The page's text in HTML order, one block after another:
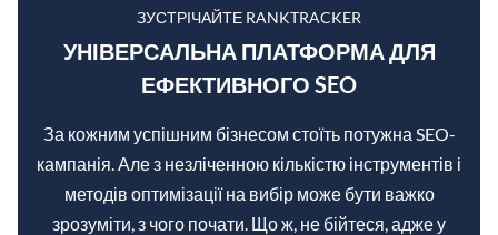
ЗУСТРІЧАЙТЕ RANKTRACKER
УНІВЕРСАЛЬНА ПЛАТФОРМА ДЛЯ
ЕФЕКТИВНОГО SEO
За кожним успішним бізнесом стоїть потужна SEO-
кампанія. Але з незліченною кількістю інструментів і
методів оптимізації на вибір може бути важко
зрозуміти, з чого почати. Що ж, не бійтеся, адже у